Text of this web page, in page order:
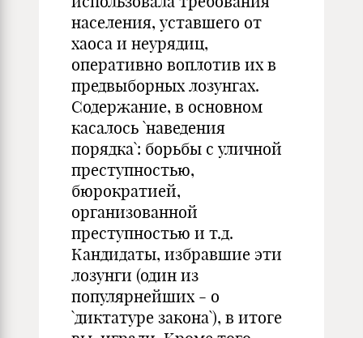
населения, уставшего от
хаоса и неурядиц,
оперативно воплотив их в
предвыборных лозунгах.
Содержание, в основном
касалось `наведения
порядка`: борьбы с уличной
преступностью,
бюрократией,
организованной
преступностью и т.д.
Кандидаты, избравшие эти
лозунги (один из
популярнейших - о
`диктатуре закона`), в итоге